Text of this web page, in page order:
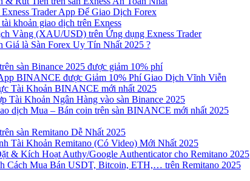
Trader App Để Giao Dịch Forex
khoản giao dịch trên Exness
Vàng (XAU/USD) trên Ứng dụng Exness Trader
là Sàn Forex Uy Tín Nhất 2025 ?
sàn Binance 2025 được giảm 10% phí
BINANCE được Giảm 10% Phí Giao Dịch Vĩnh Viễn
Tài Khoản BINANCE mới nhất 2025
Tài Khoản Ngân Hàng vào sàn Binance 2025
dịch Mua – Bán coin trên sàn BINANCE mới nhất 2025
sàn Remitano Dễ Nhất 2025
Tài Khoản Remitano (Có Video) Mới Nhất 2025
& Kích Hoạt Authy/Google Authenticator cho Remitano 2025
Cách Mua Bán USDT, Bitcoin, ETH,… trên Remitano 2025